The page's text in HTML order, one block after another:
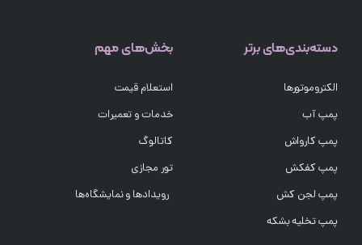
دسته‌بندی‌های برتر
الکتروموتورها
پمپ آب
پمپ کارواش
پمپ کفکش
پمپ لجن کش
پمپ تخلیه بشکه
بخش‌های مهم
استعلام قیمت
خدمات و تعمیرات
کاتالوگ
تور مجازی
رویدادها و نمایشگاه‌ها